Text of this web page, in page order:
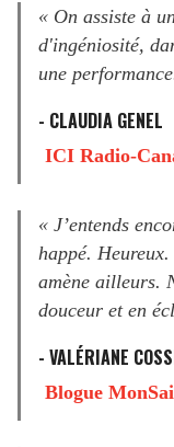
« On assiste à
d'ingéniosité,
une
- CLAUDIA GENEL
ICI Radio-
« J’entends
happé.
amène ailleurs.
douceur et en
- VALÉRIANE
Blogue